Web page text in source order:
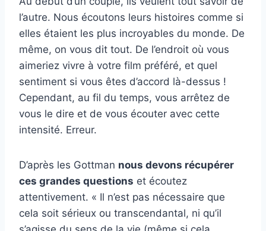
l’autre. Nous écoutons leurs histoires comme si
elles étaient les plus incroyables du monde. De
même, on vous dit tout. De l’endroit où vous
aimeriez vivre à votre film préféré, et quel
sentiment si vous êtes d’accord là-dessus !
Cependant, au fil du temps, vous arrêtez de
vous le dire et de vous écouter avec cette
intensité. Erreur.
D’après les Gottman nous devons récupérer
ces grandes questions et écoutez
attentivement. « Il n’est pas nécessaire que
cela soit sérieux ou transcendantal, ni qu’il